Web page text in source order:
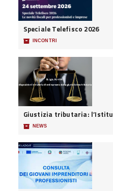
Speciale Telefisco 2026
📦 INCONTRI
Giustizia tributaria:
📦 NEWS